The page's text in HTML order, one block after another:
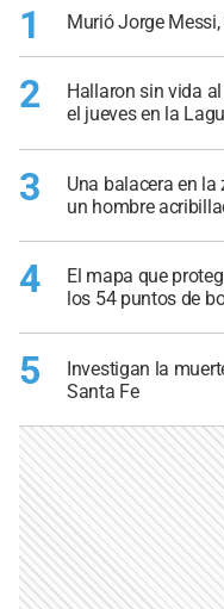
1 Murió Jorge
2
Hallaron sin vida
el jueves en la
3
Una balacera en
un hombre
4
El mapa que
los 54 puntos de
5
Investigan la
Santa Fe